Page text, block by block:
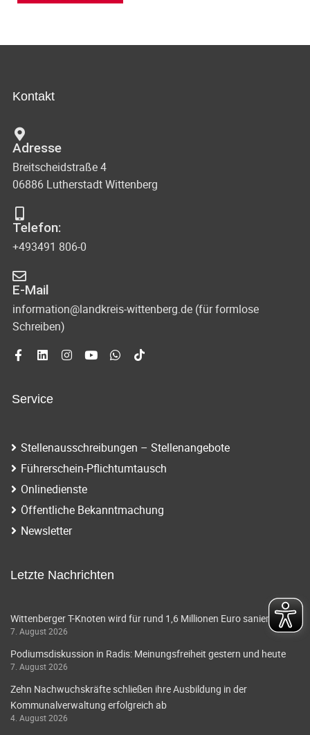
Kontakt
Adresse
Breitscheidstraße 4
06886 Lutherstadt Wittenberg
Telefon:
+493491 806-0
E-Mail
information@landkreis-wittenberg.de (für formlose
Schreiben)
Service
Stellenausschreibungen – Stellenangebote
Führerschein-Pflichtumtausch
Onlinedienste
Öffentliche Bekanntmachung
Newsletter
Letzte Nachrichten
Wittenberger T-Knoten wird für rund 1,6 Millionen Euro saniert
7. August 2026
Podiumsdiskussion in Radis: Meinungsfreiheit gestern und heute
7. August 2026
Zehn Nachwuchskräfte schließen ihre Ausbildung in der
Kommunalverwaltung erfolgreich ab
4. August 2026